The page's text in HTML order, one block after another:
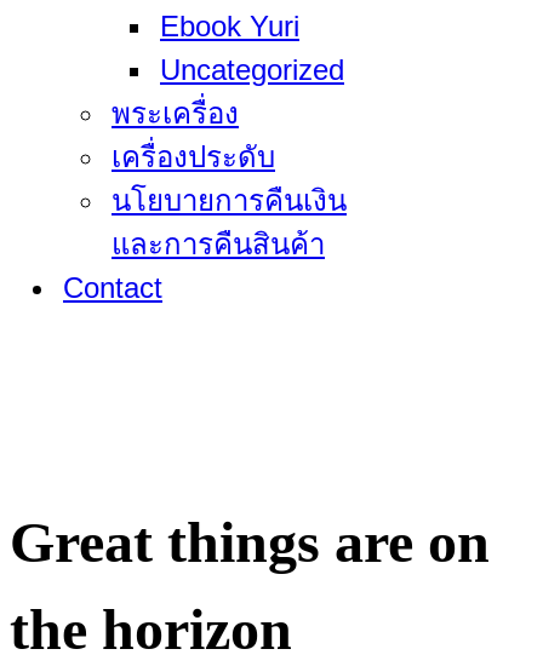
Ebook Yuri
Uncategorized
พระเครื่อง
เครื่องประดับ
นโยบายการคืนเงิน
และการคืนสินค้า
Contact
Great things are on
the horizon